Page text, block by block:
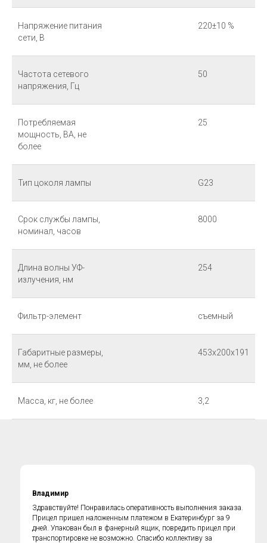
Напряжение питания
сети, В
220±10 %
Частота сетевого
напряжения, Гц
50
Потребляемая
мощность, ВА, не
более
25
Тип цоколя лампы G23
Срок службы лампы,
номинал, часов
8000
Длина волны УФ-
излучения, нм
254
Фильтр-элемент съемный
Габаритные размеры,
мм, не более
453х200х191
Масса, кг, не более 3,2
Владимир
Здравствуйте! Понравилась оперативность выполнения заказа.
Прицел пришел наложенным платежом в Екатеринбург за 9
дней. Упакован был в фанерный ящик, повредить прицел при
транспортировке не возможно. Спасибо коллективу за